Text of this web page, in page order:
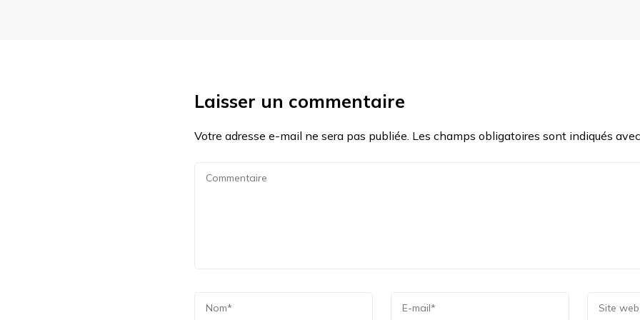
Laisser un commentaire
Votre adresse e-mail ne sera pas publiée. Les champs obligatoires sont indiqués